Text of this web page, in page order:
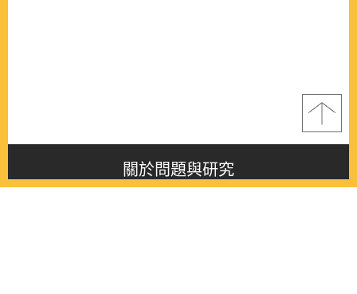
關於問題與研究
About this journal